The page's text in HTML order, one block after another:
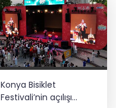
Konya Bisiklet
Festivali’nin açılışı